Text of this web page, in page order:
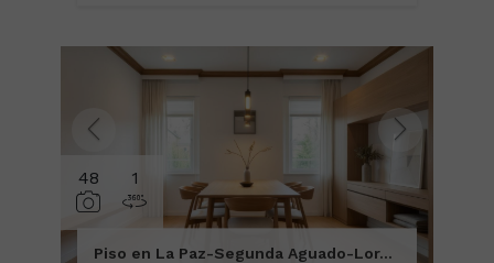
48 1
Piso en La Paz-Segunda Aguado-Lor...